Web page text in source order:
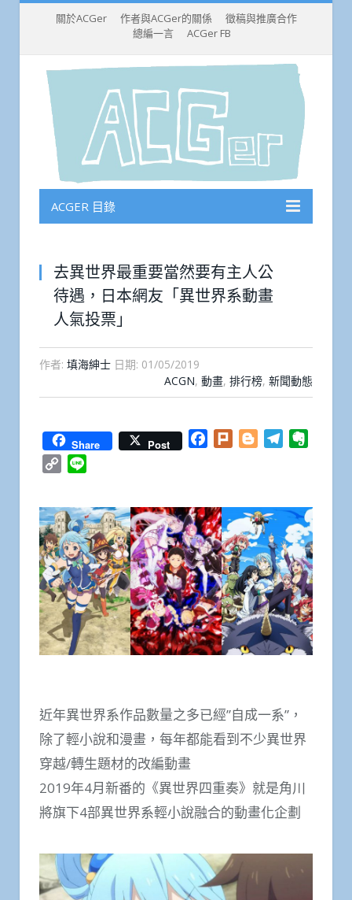
關於ACGer 作者與ACGer的關係
徵稿與推廣合作
總編一言
ACGer FB
ACGER 目錄
去異世界最重要當然要有主人公
待遇，日本網友「異世界系動畫
人氣投票」
作者: 填海紳士 日期: 01/05/2019
ACGN, 動畫, 排行榜, 新聞動態
Share Post Facebook
Plurk BloggerTelegram
Copy
近年異世界系作品數量之多已經”自成一系”，
除了輕小說和漫畫，每年都能看到不少異世界
穿越/轉生題材的改編動畫
2019年4月新番的《異世界四重奏》就是角川
將旗下4部異世界系輕小說融合的動畫化企劃